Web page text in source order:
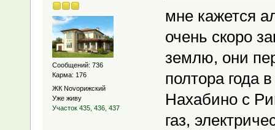
Сообщений: 736
Карма: 176
ЖК Novoрижский
Уже живу
Участок 435, 436, 437
мне кажется
очень скоро
землю, они
полтора года
Нахабино с
газ,